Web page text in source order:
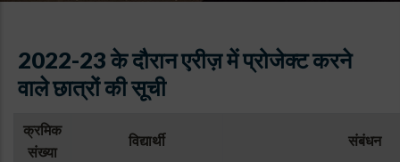
2022-23 के दौरान एरीज़ में प्रोजेक्ट करने
वाले छात्रों की सूची
क्रमिक
संख्या
विद्यार्थी संबंधन